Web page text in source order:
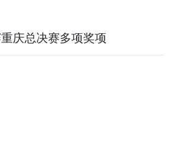
庆总决赛多项奖项